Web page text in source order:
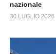
nazionale
30 LUGLIO 2026